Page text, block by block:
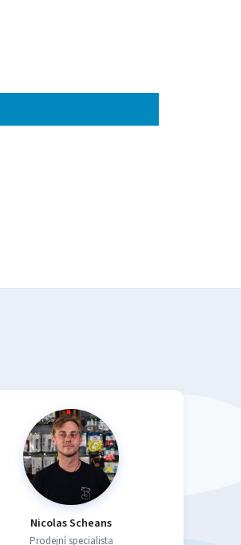
Nicolas Scheans
Prodejní specialista